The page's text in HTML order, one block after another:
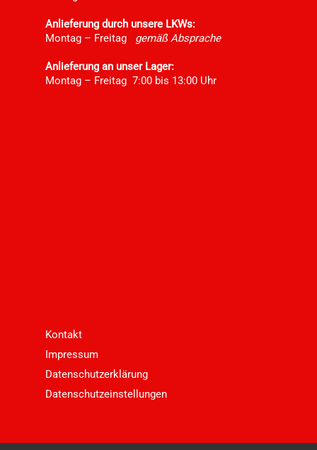
Anlieferung durch unsere LKWs:
Montag – Freitag gemäß Absprache
Anlieferung an unser Lager:
Montag – Freitag 7:00 bis 13:00 Uhr
Kontakt
Impressum
Datenschutzerklärung
Datenschutzeinstellungen